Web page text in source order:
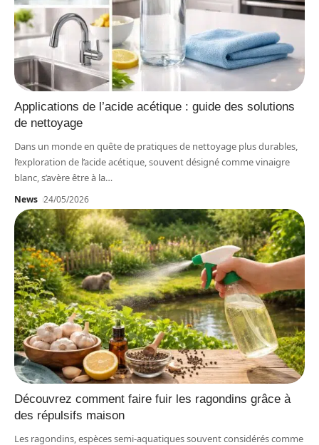
Applications de l’acide acétique : guide des solutions
de nettoyage
Dans un monde en quête de pratiques de nettoyage plus durables,
l’exploration de l’acide acétique, souvent désigné comme vinaigre
blanc, s’avère être à la…
News 24/05/2026
Découvrez comment faire fuir les ragondins grâce à
des répulsifs maison
Les ragondins, espèces semi-aquatiques souvent considérés comme